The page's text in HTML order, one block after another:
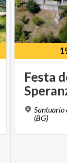
Festa
Santuario
(BG)